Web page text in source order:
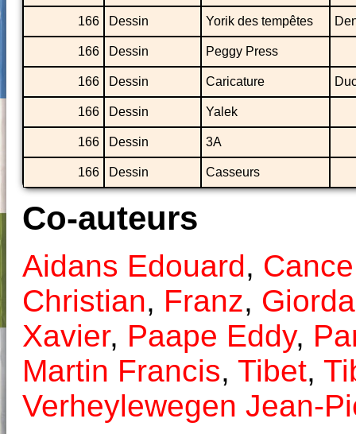
166 Dessin Yorik des tempêtes
166 Dessin Peggy Press
166 Dessin Caricature
166 Dessin Yalek
166 Dessin 3A
166 Dessin Casseurs
Co-auteurs
Aidans Edouard,
Christian, Franz,
Xavier, Paape Eddy,
Martin Francis, Tibet,
Verheylewegen Jean-